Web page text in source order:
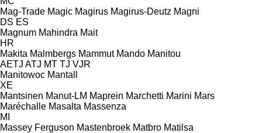
Mag-Trade Magic Magirus Magirus-Deutz Magni
DS ES
Magnum Mahindra Mait
HR
Makita Malmbergs Mammut Mando Manitou
AETJ ATJ MT TJ VJR
Manitowoc Mantall
XE
Mantsinen Manut-LM Maprein Marchetti Marini Mars
Maréchalle Masalta Massenza
MI
Massey Ferguson Mastenbroek Matbro Matilsa